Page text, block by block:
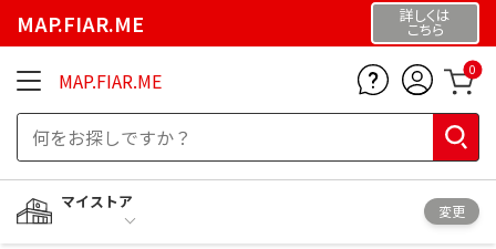
MAP.FIAR.ME 詳しくは
こちら
MAP.FIAR.ME 0
マイストア
変更